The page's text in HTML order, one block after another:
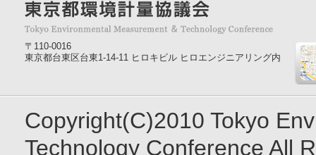
〒110-0016
東京都台東区台東1-14-11 ヒロキビル ヒロエンジニアリング内
Copyright(C)2010 Tokyo
Technology Conference All